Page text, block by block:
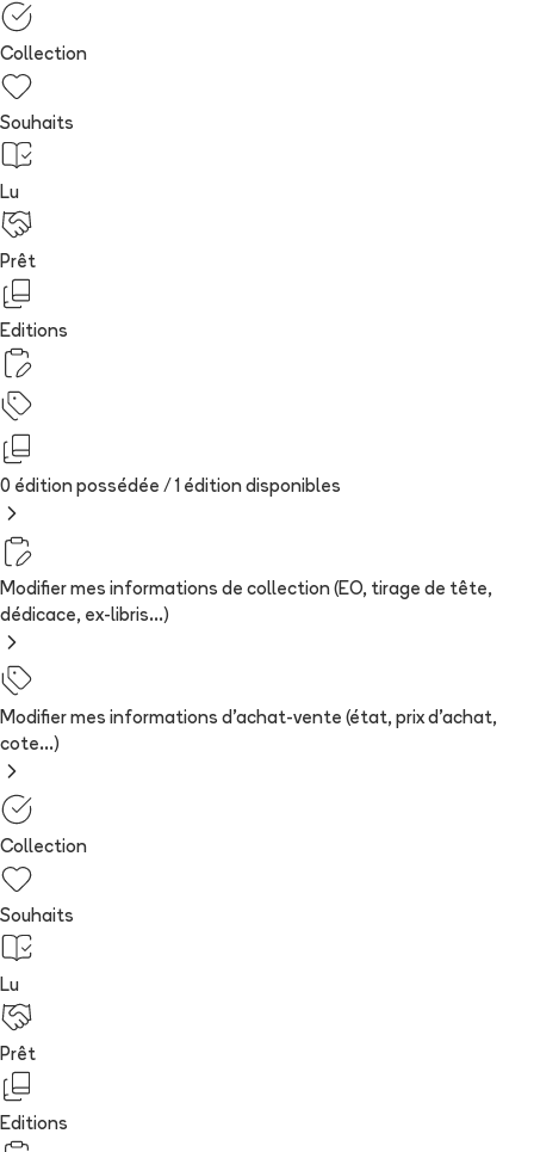
Collection
Souhaits
Lu
Prêt
Editions
0 édition possédée / 1 édition disponibles
Modifier mes informations de collection (EO, tirage de tête,
dédicace, ex-libris...)
Modifier mes informations d'achat-vente (état, prix d'achat,
cote...)
Collection
Souhaits
Lu
Prêt
Editions